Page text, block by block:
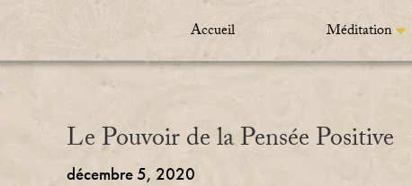
Accueil Méditation
Le Pouvoir de la Pensée Positive
décembre 5, 2020